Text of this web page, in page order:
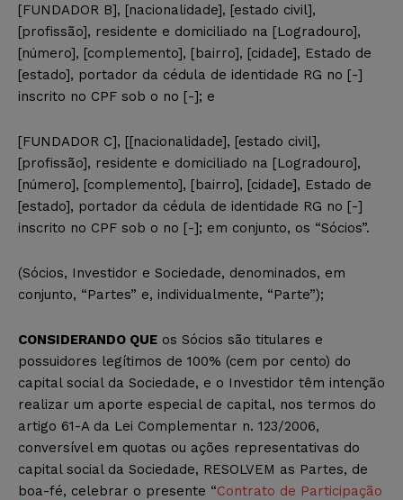
[FUNDADOR B], [nacionalidade], [estado civil],
[profissão], residente e domiciliado na [Logradouro],
[número], [complemento], [bairro], [cidade], Estado de
[estado], portador da cédula de identidade RG no [-]
inscrito no CPF sob o no [-]; e
[FUNDADOR C], [[nacionalidade], [estado civil],
[profissão], residente e domiciliado na [Logradouro],
[número], [complemento], [bairro], [cidade], Estado de
[estado], portador da cédula de identidade RG no [-]
inscrito no CPF sob o no [-]; em conjunto, os “Sócios”.
(Sócios, Investidor e Sociedade, denominados, em
conjunto, “Partes” e, individualmente, “Parte”);
CONSIDERANDO QUE os Sócios são titulares e
possuidores legítimos de 100% (cem por cento) do
capital social da Sociedade, e o Investidor têm intenção
realizar um aporte especial de capital, nos termos do
artigo 61-A da Lei Complementar n. 123/2006,
conversível em quotas ou ações representativas do
capital social da Sociedade, RESOLVEM as Partes, de
boa-fé, celebrar o presente “Contrato de Participação